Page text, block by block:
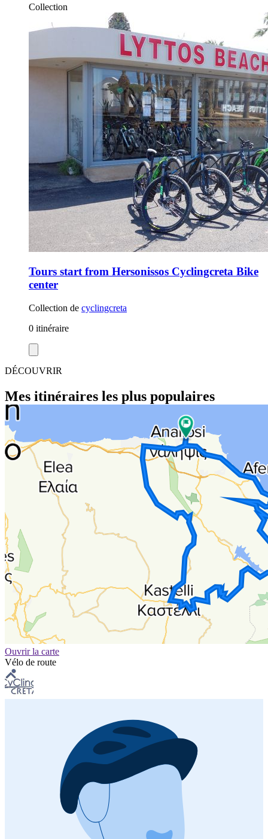
Collection
Tours start from Hersonissos Cyclingcreta Bike
center
Collection de cyclingcreta
0 itinéraire
DÉCOUVRIR
Mes itinéraires les plus populaires
Ouvrir la carte
Vélo de route